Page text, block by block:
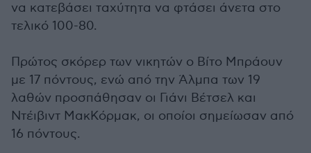
να κατεβάσει ταχύτητα να φτάσει άνετα στο
τελικό 100-80.
Πρώτος σκόρερ των νικητών ο Βίτο Μπράουν
με 17 πόντους, ενώ από την Άλμπα των 19
λαθών προσπάθησαν οι Γιάνι Βέτσελ και
Ντέιβιντ ΜακΚόρμακ, οι οποίοι σημείωσαν από
16 πόντους.